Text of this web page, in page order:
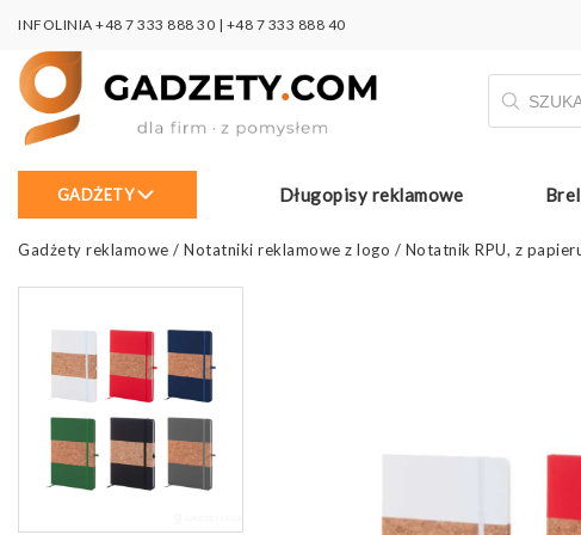
INFOLINIA +48 7 333 888 30 | +48 7 333 888 40
produktów
GADŻETY Długopisy reklamowe
Gadżety reklamowe / Notatniki reklamowe z logo / Notatnik RPU, z